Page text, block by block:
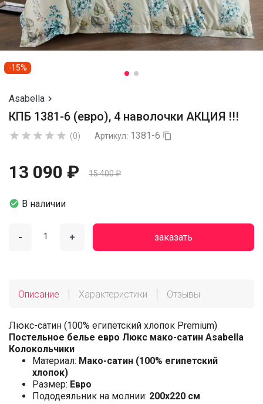
-15%
Asabella 
КПБ 1381-6 (евро), 4 наволочки АКЦИЯ !!!
     (0) Артикул: 1381-6 
13 090 ₽ 15 400 ₽
 В наличии
- + заказать
Описание Характеристики Отзывы
Люкс-сатин (100% египетский хлопок Premium)
Постельное белье евро Люкс мако-сатин Asabella
Колокольчики
Материал: Мако-сатин (100% египетский
хлопок)
Размер: Евро
Пододеяльник на молнии: 200х220 см